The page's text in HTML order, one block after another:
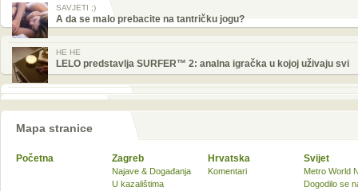
SAVJETI ;)
A da se malo prebacite na tantričku jogu?
HE HE
LELO predstavlja SURFER™ 2: analna igračka u kojoj uživaju svi
Mapa stranice
Početna Zagreb
Najave & Događanja
U kazalištima
Hrvatska
Komentari
Svijet
Metro World
Dogodilo se